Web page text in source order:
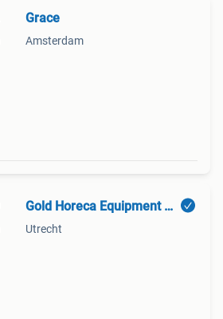
Grace
Amsterdam
Gold Horeca Equipment B.V.
Utrecht